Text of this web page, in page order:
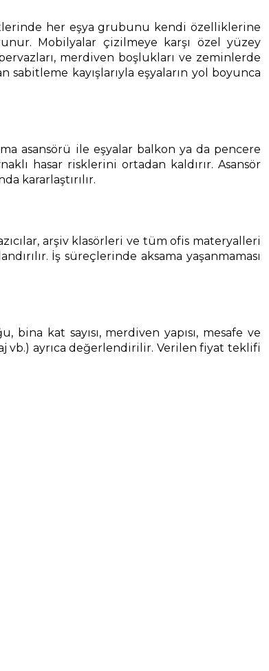
her eşya grubunu kendi özelliklerine
Mobilyalar çizilmeye karşı özel yüzey
merdiven boşlukları ve zeminlerde
kayışlarıyla eşyaların yol boyunca
asansörü ile eşyalar balkon ya da pencere
hasar risklerini ortadan kaldırır. Asansör
kararlaştırılır.
arşiv klasörleri ve tüm ofis materyalleri
İş süreçlerinde aksama yaşanmaması
kat sayısı, merdiven yapısı, mesafe ve
vb.) ayrıca değerlendirilir. Verilen fiyat teklifi